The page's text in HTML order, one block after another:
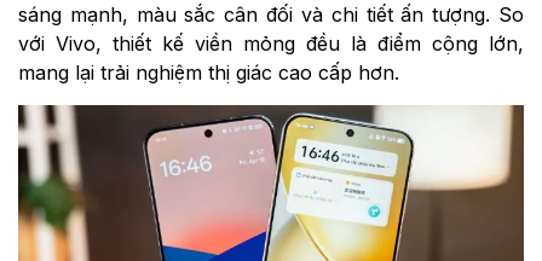
sáng mạnh, màu sắc cân đối và chi tiết ấn tượng. So
với Vivo, thiết kế viền mỏng đều là điểm cộng lớn,
mang lại trải nghiệm thị giác cao cấp hơn.